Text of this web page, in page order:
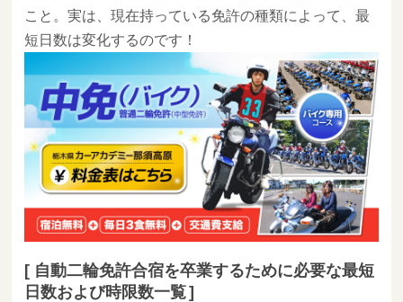
こと。実は、現在持っている免許の種類によって、最
短日数は変化するのです！
自動二輪免許合宿を卒業するために必要な最短
日数および時限数一覧